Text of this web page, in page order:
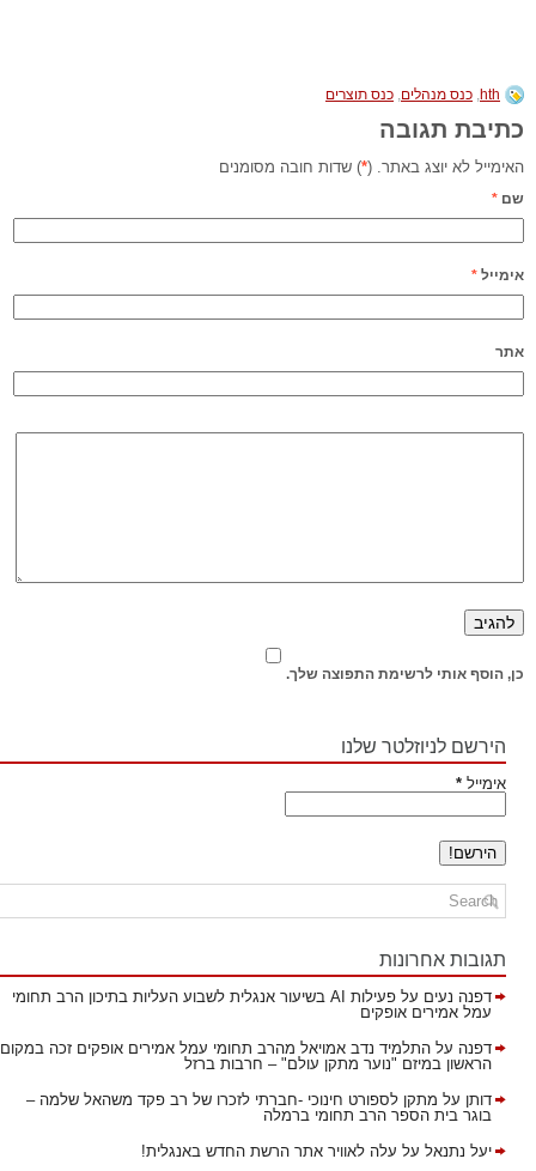
hth
, כנס מנהלים, כנס תוצרים
כתיבת תגובה
האימייל לא יוצג באתר. ( *) שדות חובה מסומנים
שם*
אימייל*
אתר
כן, הוסף אותי לרשימת התפוצה שלך.
הירשם לניוזלטר שלנו
אימייל*
תגובות אחרונות
דפנה נעיםעל
פעילות AI בשיעור אנגלית לשבוע העליות בתיכון הרב תחומי
עמל אמירים אופקים
דפנהעלהתלמיד נדב אמויאל מהרב תחומי עמל אמירים אופקים זכה במקום
הראשון במיזם "נוער מתקן עולם" – חרבות ברזל
דותןעלמתקן לספורט חינוכי -חברתי לזכרו של רב פקד משהאל שלמה –
בוגר בית הספר הרב תחומי ברמלה
יעל נתנאלעלעלה לאוויר אתר הרשת החדש באנגלית!